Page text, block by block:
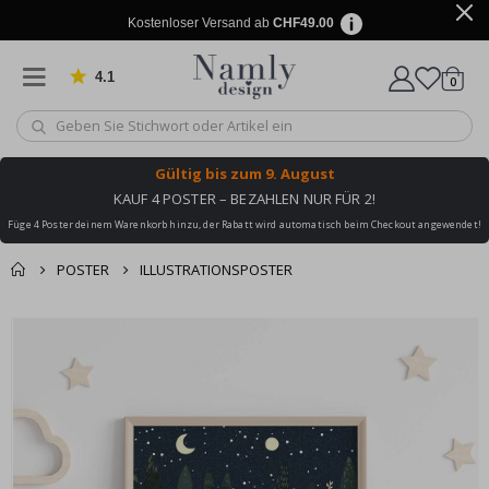
Kostenloser Versand ab CHF49.00
4.1 von 1029 Bewertungen
Wagen
0
Gültig bis zum 9. August
KAUF 4 POSTER – BEZAHLEN NUR FÜR 2!
Füge 4 Poster deinem Warenkorb hinzu, der Rabatt wird automatisch beim Checkout angewendet!
POSTER ILLUSTRATIONSPOSTER
Produkte
Zur Kasse
Bildgalerie
springen